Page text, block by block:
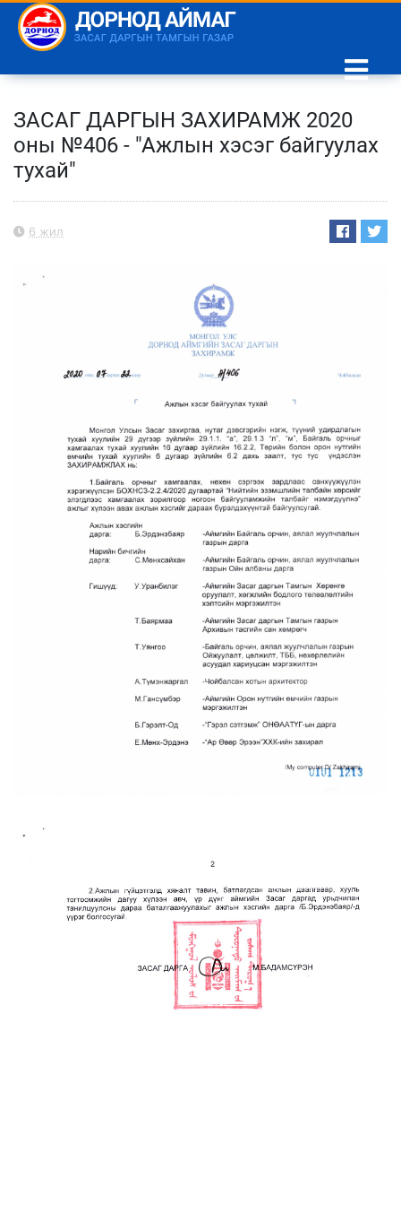
ЗАСАГ ДАРГЫН ЗАХИРАМЖ 2020
оны №406 - "Ажлын хэсэг байгуулах
тухай"
6 жил